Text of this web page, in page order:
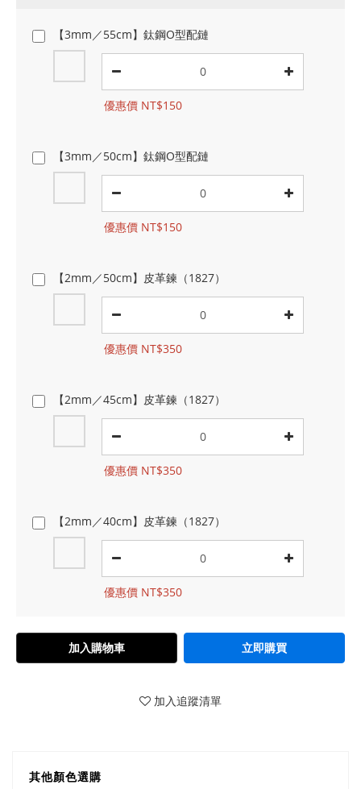
【3mm／55cm】鈦鋼O型配鏈
優惠價 NT$150
【3mm／50cm】鈦鋼O型配鏈
優惠價 NT$150
【2mm／50cm】皮革鍊（1827）
優惠價 NT$350
【2mm／45cm】皮革鍊（1827）
優惠價 NT$350
【2mm／40cm】皮革鍊（1827）
優惠價 NT$350
加入購物車 立即購買
加入追蹤清單
其他顏色選購